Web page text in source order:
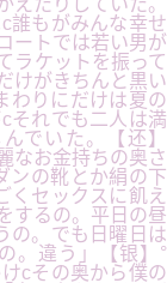
えたりしていた。
誰もがみんな幸せ
ートでは若い男が
ラケットを振って
けがきちんと黒い
わりにだけは夏の
それでも二人は満
でいた。【还】
なお金持ちの奥さ
ンの靴とか絹の下
くセックスに飢え
するの。平日の昼
の。でも日曜日は
。違う」【银】°
cその奥から僕の